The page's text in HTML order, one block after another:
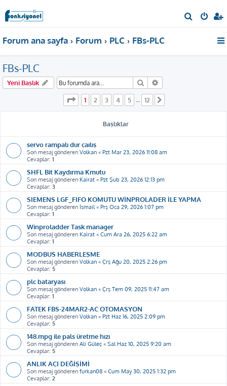
r
Forum ana sayfa Forum PLC FBs-PLC
FBs-PLC
Yeni Başlık Ara
. sayfa (Toplam 12 sayfa)
1 2 3 4 5 … 12
Başlıklar
servo rampalı dur çaılış
Son mesaj gönderen Volkan « Pzt Mar 23, 2026 11:08 am
Cevaplar: 1
SHFL Bit Kaydırma Kmutu
Son mesaj gönderen Kairat « Pzt Şub 23, 2026 12:13 pm
Cevaplar: 3
SIEMENS LGF_FIFO KOMUTU WİNPROLADER İLE YAPMA
Son mesaj gönderen İsmail« Prş Oca 29, 2026 1:07 pm
Cevaplar: 1
Winproladder Task manager
Son mesaj gönderen Kairat « Cum Ara 26, 2025 6:22 am
Cevaplar: 1
MODBUS HABERLEŞME
Son mesaj gönderen Volkan « Çrş Ağu 20, 2025 2:26 pm
Cevaplar: 5
plc bataryası
Son mesaj gönderen Volkan « Çrş Tem 09, 2025 11:47 am
Cevaplar: 1
FATEK FBS-24MAR2-AC OTOMASYON
Son mesaj gönderen Volkan « Pzt Haz 16, 2025 2:09 pm
Cevaplar: 5
148.mpg ile pals üretme hızı
Son mesaj gönderen Ali Güleç « Sal Haz 10, 2025 9:20 am
Cevaplar: 5
ANLIK AÇI DEĞİŞİMİ
Son mesaj gönderen furkan08 « Cum May 30, 2025 1:32 pm
Cevaplar: 2